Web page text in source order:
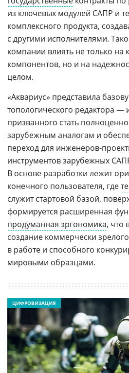
из ключевых модулей САПР и
комплексного продукта,
с другими исполнителями.
компании влиять не только на
компонентов, но и на
целом.
«Аквариус» представила
топологического редактора —
призванного стать
зарубежным аналогам и
переход для инженеров-
инструментов зарубежных
В основе разработки лежит
конечного пользователя, где
служит стартовой базой,
формируется расширенная
продуманная эргономика, что
создание коммерчески
в работе и способного
мировыми образцами.
ЦИФРОВИЗАЦИЯ